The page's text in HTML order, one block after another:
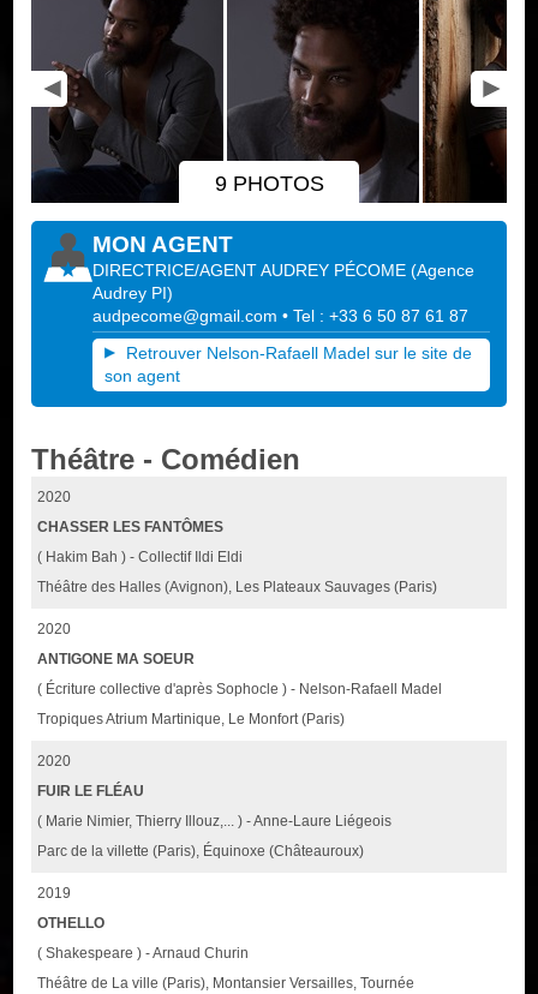
9 PHOTOS
MON AGENT
DIRECTRICE/AGENT AUDREY PÉCOME (Agence
Audrey PI)
audpecome@gmail.com • Tel : +33 6 50 87 61 87
Retrouver Nelson-Rafaell Madel sur le site de
son agent
Théâtre - Comédien
2020
CHASSER LES FANTÔMES
( Hakim Bah ) - Collectif Ildi Eldi
Théâtre des Halles (Avignon), Les Plateaux Sauvages (Paris)
2020
ANTIGONE MA SOEUR
( Écriture collective d'après Sophocle ) - Nelson-Rafaell Madel
Tropiques Atrium Martinique, Le Monfort (Paris)
2020
FUIR LE FLÉAU
( Marie Nimier, Thierry Illouz,... ) - Anne-Laure Liégeois
Parc de la villette (Paris), Équinoxe (Châteauroux)
2019
OTHELLO
( Shakespeare ) - Arnaud Churin
Théâtre de La ville (Paris), Montansier Versailles, Tournée